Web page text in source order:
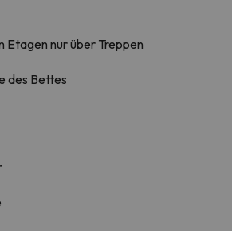
Etagen nur über Treppen
des Bettes